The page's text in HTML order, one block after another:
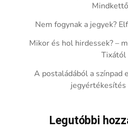
Nem fogynak a jegyek?
Mikor és hol hirdessek? –
Tixától
A postaládából a színpad
Legutóbbi